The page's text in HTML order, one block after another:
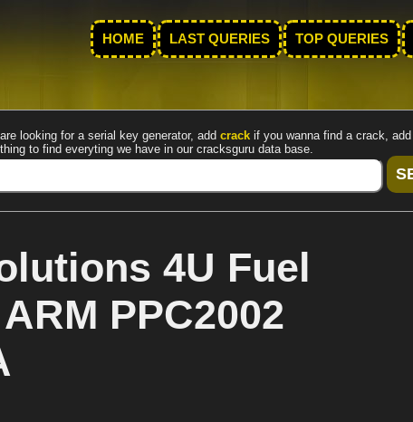
HOME LAST QUERIES TOP QUERIES
looking for a serial key generator, add crack if you wanna find a crack, add
to find everyting we have in our cracksguru data base.
4U Fuel
PPC2002